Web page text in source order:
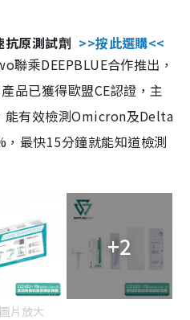
原測試劑 >>按此選購<<
聯乘DEEPBLUE合作推出，
品已獲得歐盟CE認證，主
能有效檢測Omicron及Delta
最快15分鐘就能知道檢測
+2
片放大